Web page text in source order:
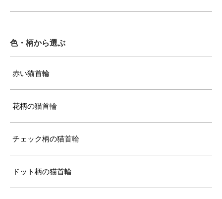
色・柄から選ぶ
赤い猫首輪
花柄の猫首輪
チェック柄の猫首輪
ドット柄の猫首輪